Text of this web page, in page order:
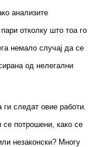
анализите
отколку што тоа го
немало случај да се
од нелегални
следат овие работи.
се потрошени, како се
незаконски? Многу